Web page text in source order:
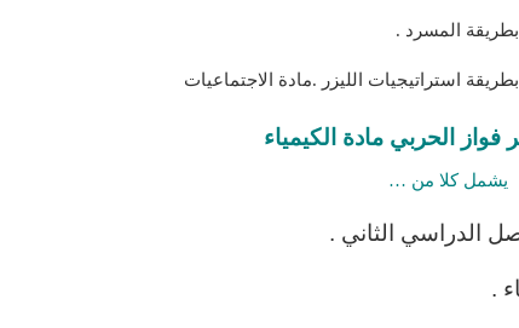
المسرد .
استراتيجيات الليزر .مادة الاجتماعيات
فواز الحربي مادة الكيمياء
يشمل كلا من …
الدراسي الثاني .
.